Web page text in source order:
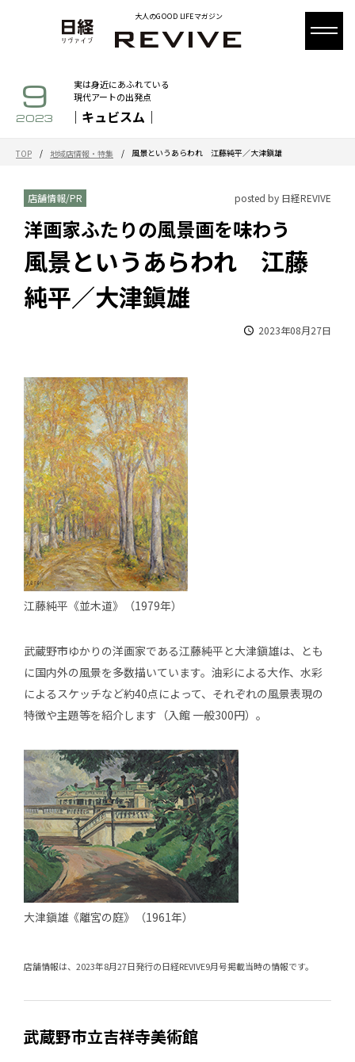
大人のGOOD LIFEマガジン
9
2023
実は身近にあふれている
現代アートの出発点
｜キュビスム｜
TOP / 地域店情報・特集 / 風景というあらわれ 江藤純平／大津鎭雄
店舗情報/PR posted by 日経REVIVE
洋画家ふたりの風景画を味わう
風景というあらわれ 江藤
純平／大津鎭雄
2023年08月27日
江藤純平《並木道》（1979年）
武蔵野市ゆかりの洋画家である江藤純平と大津鎭雄は、とも
に国内外の風景を多数描いています。油彩による大作、水彩
によるスケッチなど約40点によって、それぞれの風景表現の
特徴や主題等を紹介します（入館 一般300円）。
大津鎭雄《離宮の庭》（1961年）
店舗情報は、2023年8月27日発行の日経REVIVE9月号掲載当時の情報です。
武蔵野市立吉祥寺美術館